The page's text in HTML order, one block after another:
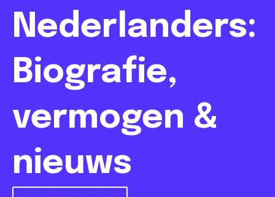
Nederlanders:
Biografie,
vermogen &
nieuws